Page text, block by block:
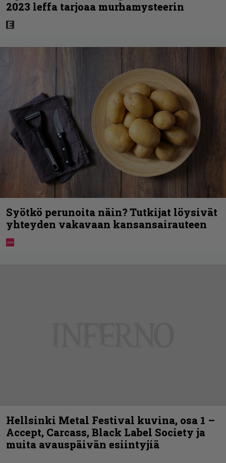
2023 leffa tarjoaa murhamysteerin
Syötkö perunoita näin? Tutkijat löysivät
yhteyden vakavaan kansansairauteen
Hellsinki Metal Festival kuvina, osa 1 –
Accept, Carcass, Black Label Society ja
muita avauspäivän esiintyjiä